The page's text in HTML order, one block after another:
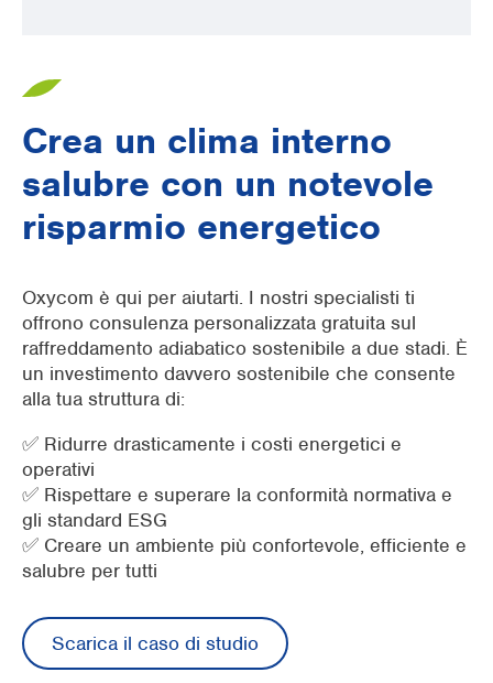
Crea un clima interno
salubre con un notevole
risparmio energetico
Oxycom è qui per aiutarti. I nostri specialisti ti
offrono consulenza personalizzata gratuita sul
raffreddamento adiabatico sostenibile a due stadi. È
un investimento davvero sostenibile che consente
alla tua struttura di:
✅ Ridurre drasticamente i costi energetici e
operativi
✅ Rispettare e superare la conformità normativa e
gli standard ESG
✅ Creare un ambiente più confortevole, efficiente e
salubre per tutti
Scarica il caso di studio